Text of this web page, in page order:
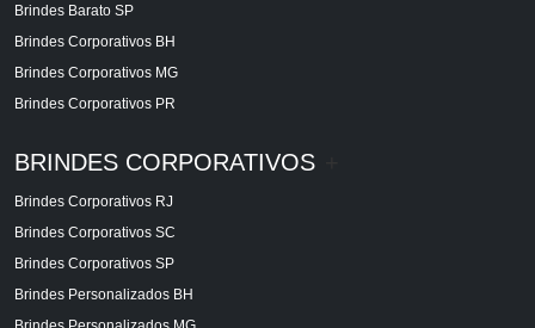
Brindes Barato SP
Brindes Corporativos BH
Brindes Corporativos MG
Brindes Corporativos PR
BRINDES CORPORATIVOS
Brindes Corporativos RJ
Brindes Corporativos SC
Brindes Corporativos SP
Brindes Personalizados BH